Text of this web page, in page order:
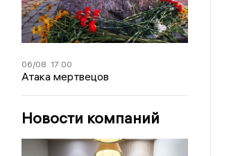
06/08 17:00
Атака мертвецов
Новости компаний